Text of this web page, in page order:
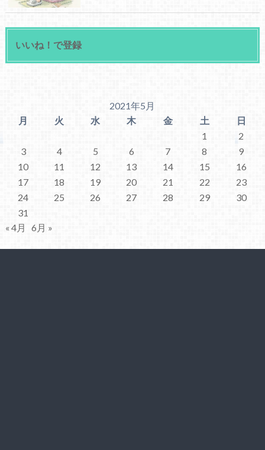
いいね！で登録
2021年5月
月
火 水 木 金 土
日
1
2
3
4 5 6 7 8
9
10
11 12 13 14 15
16
17
18 19 20 21 22
23
24
25 26 27 28 29
30
31
« 4月
6月 »